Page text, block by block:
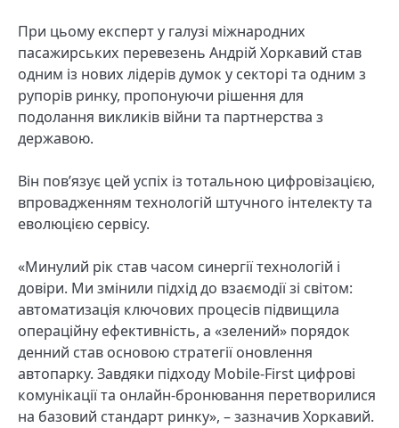
При цьому експерт у галузі міжнародних
пасажирських перевезень Андрій Хоркавий став
одним із нових лідерів думок у секторі та одним з
рупорів ринку, пропонуючи рішення для
подолання викликів війни та партнерства з
державою.
Він пов’язує цей успіх із тотальною цифровізацією,
впровадженням технологій штучного інтелекту та
еволюцією сервісу.
«Минулий рік став часом синергії технологій і
довіри. Ми змінили підхід до взаємодії зі світом:
автоматизація ключових процесів підвищила
операційну ефективність, а «зелений» порядок
денний став основою стратегії оновлення
автопарку. Завдяки підходу Mobile-First цифрові
комунікації та онлайн-бронювання перетворилися
на базовий стандарт ринку», – зазначив Хоркавий.